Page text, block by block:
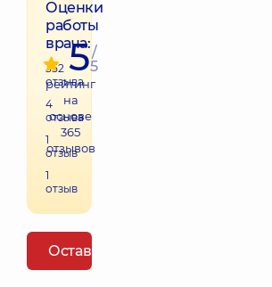
Оценки
работы
врача:
352
отзыва
4
отзыва
1
отзыв
1
отзыв
5/
5
рейтинг
на
основе
365
отзывов
Оставить отзыв